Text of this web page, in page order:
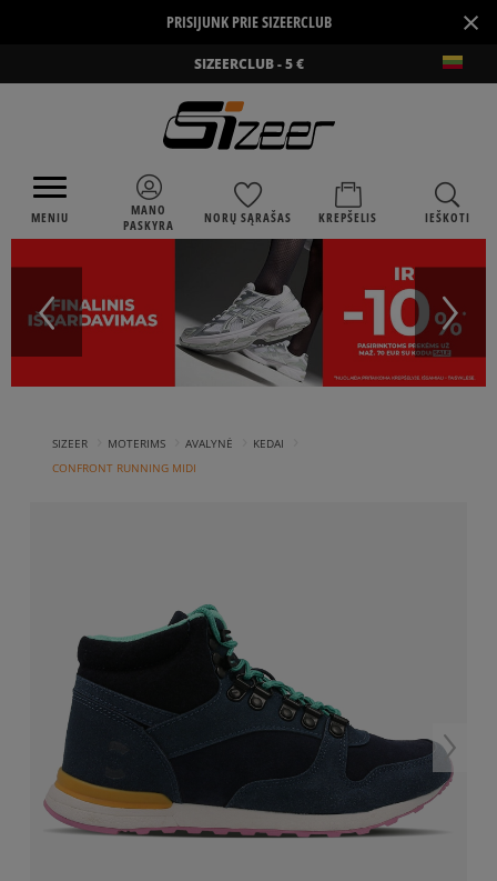
PRISIJUNK PRIE SIZEERCLUB ×
SIZEERCLUB - 5 €
MENIU
MANO
PASKYRA
NORŲ SĄRAŠAS KREPŠELIS IEŠKOTI
SIZEER MOTERIMS AVALYNĖ KEDAI
CONFRONT RUNNING MIDI